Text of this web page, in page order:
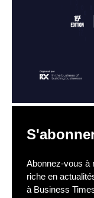
Abonnez-vous à
riche en
à Business